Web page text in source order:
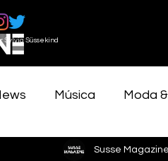
Sylvia Süssekind
Música Moda
Susse Magazine